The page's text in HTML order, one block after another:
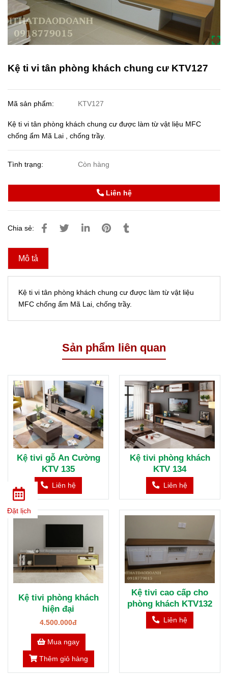
Kệ ti vi tân phòng khách chung cư KTV127
Mã sản phẩm: KTV127
Kệ ti vi tân phòng khách chung cư được làm từ vật liệu MFC
chống ẩm Mã Lai , chống trầy.
Tình trạng: Còn hàng
Liên hệ
Chia sẻ:
Mô tả
Kệ ti vi tân phòng khách chung cư được làm từ vật liệu
MFC chống ẩm Mã Lai, chống trầy.
Sản phẩm liên quan
Kệ tivi gỗ An Cường
KTV 135
Liên hệ
Kệ tivi phòng khách
KTV 134
Liên hệ
Kệ tivi phòng khách
hiện đại
4.500.000đ
Mua ngay
Thêm giỏ hàng
Kệ tivi cao cấp cho
phòng khách KTV132
Liên hệ
Đặt lịch